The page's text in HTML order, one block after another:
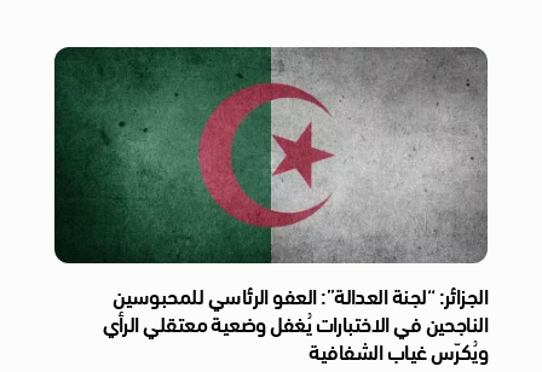
الجزائر: “لجنة العدالة”: العفو الرئاسي للمحبوسين
الناجحين في الاختبارات يُغفل وضعية معتقلي الرأي
ويُكرّس غياب الشفافية